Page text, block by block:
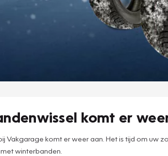
komt er
Vakgarage komt er weer aan. Het is tijd om uw
winterbanden.